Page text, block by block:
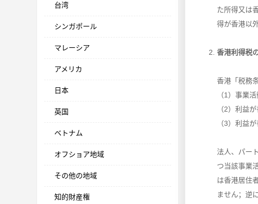
台湾
シンガポール
マレーシア
アメリカ
日本
英国
ベトナム
オフショア地域
その他の地域
知的財産権
た所得又は
得が香港以
香港利得税
香港「税務
（1）事業
（2）利益
（3）利益
法人、パー
つ当該事業
は香港居住
ません；逆